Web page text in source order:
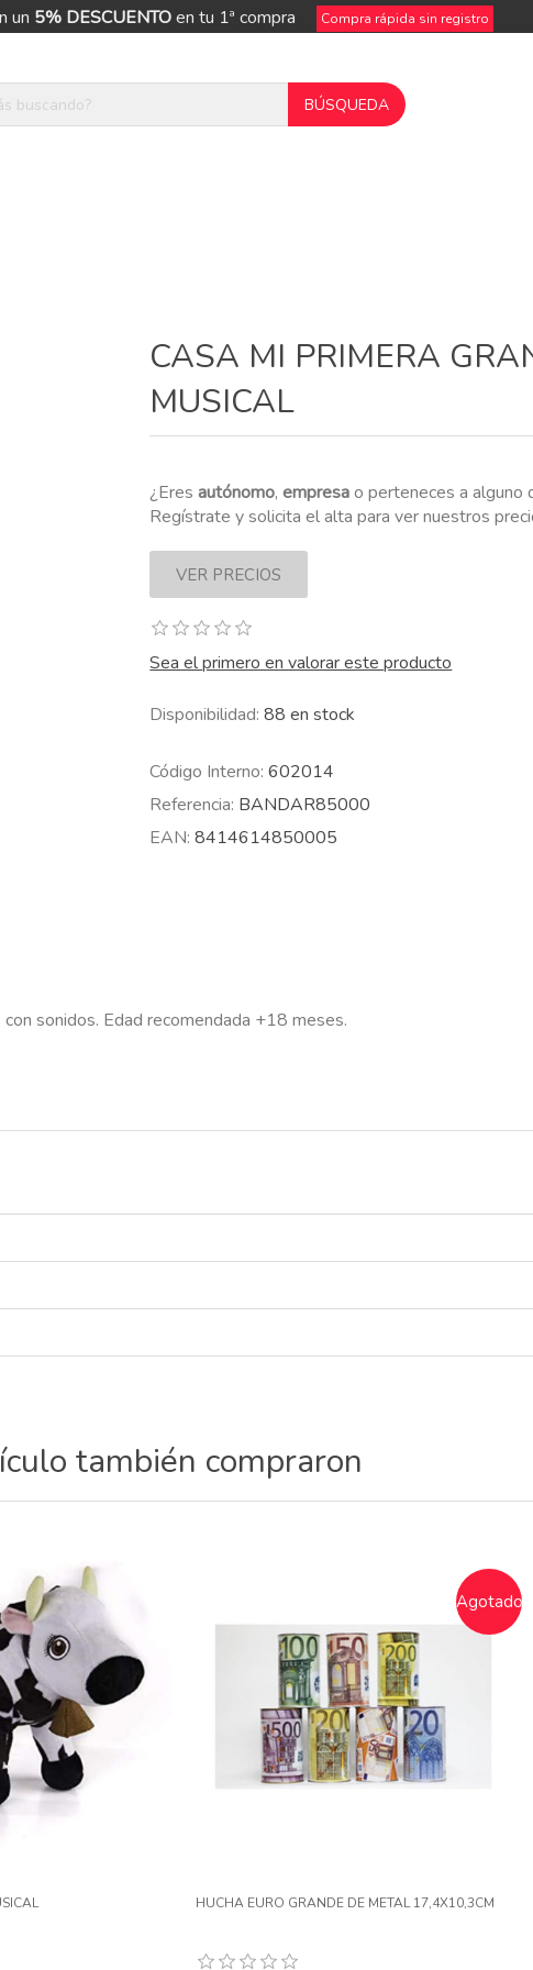
un 5% DESCUENTOen tu 1ª compra Compra rápida sin registro
CASA MI PRIMERA
MUSICAL
¿Eresautónomo,empresao perteneces a
Regístrate y solicita el alta para ver nuestros
Sea el primero en valorar este producto
Disponibilidad: 88 en stock
Código Interno: 602014
Referencia: BANDAR85000
EAN: 8414614850005
sonidos. Edad recomendada +18 meses.
también compraron
Agotado
HUCHA EURO GRANDE DE METAL 17,4X10,3CM